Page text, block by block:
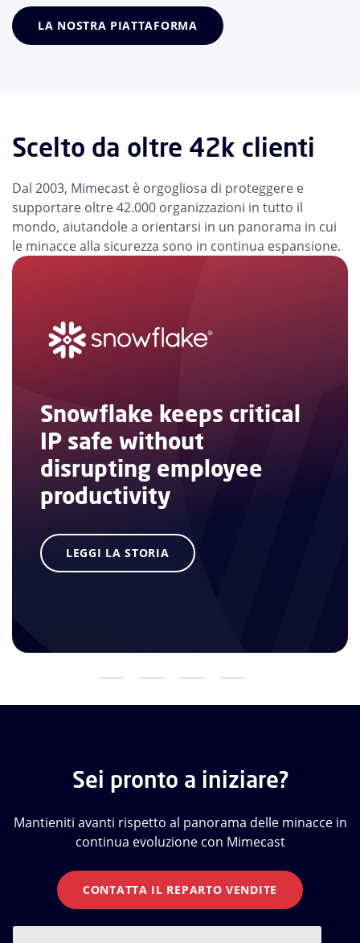
LA NOSTRA PIATTAFORMA
Scelto da oltre 42k clienti
Dal 2003, Mimecast è orgogliosa di proteggere e
supportare oltre 42.000 organizzazioni in tutto il
mondo, aiutandole a orientarsi in un panorama in cui
le minacce alla sicurezza sono in continua espansione.
Snowflake keeps critical
IP safe without
disrupting employee
productivity
LEGGI LA STORIA
Sei pronto a iniziare?
Mantieniti avanti rispetto al panorama delle minacce in
continua evoluzione con Mimecast
CONTATTA IL REPARTO VENDITE